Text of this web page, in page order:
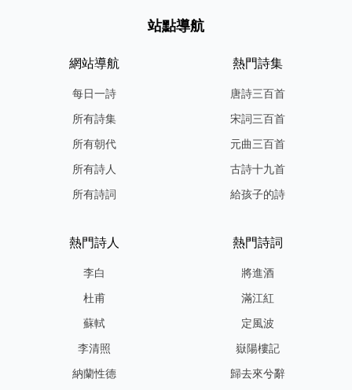
站點導航
網站導航
每日一詩
所有詩集
所有朝代
所有詩人
所有詩詞
熱門詩集
唐詩三百首
宋詞三百首
元曲三百首
古詩十九首
給孩子的詩
熱門詩人
李白
杜甫
蘇軾
李清照
納蘭性德
熱門詩詞
將進酒
滿江紅
定風波
嶽陽樓記
歸去來兮辭